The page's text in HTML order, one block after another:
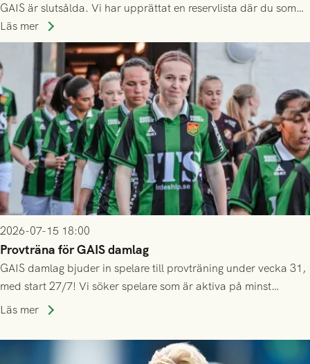
GAIS är slutsålda. Vi har upprättat en reservlista där du som
ännu inte har någon biljett kan anmäla ditt intresse. Du kan
inte själv överlåta din biljett till någon annan.
Läs mer
2026-07-15 18:00
Provträna för GAIS damlag
GAIS damlag bjuder in spelare till provträning under vecka 31,
med start 27/7! Vi söker spelare som är aktiva på minst
division 3-nivå.
Läs mer